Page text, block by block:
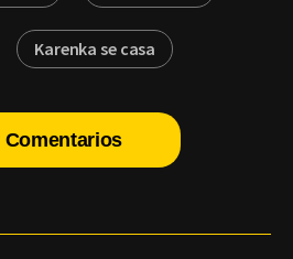
Karenka se casa
Comentarios